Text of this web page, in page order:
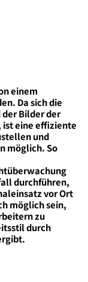
einem
Da sich die
Bilder der
ist eine effiziente
und
möglich. So
durchführen,
vor Ort
möglich sein,
zu
durch